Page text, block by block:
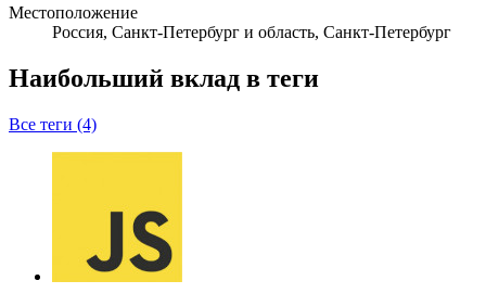
Местоположение
Россия, Санкт-Петербург и область, Санкт-Петербург
Наибольший вклад в теги
Все теги (4)